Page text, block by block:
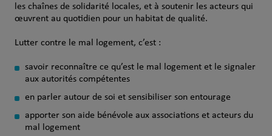
les chaînes de solidarité locales, et à soutenir les acteurs qui
œuvrent au quotidien pour un habitat de qualité.
Lutter contre le mal logement, c’est :
savoir reconnaître ce qu’est le mal logement et le signaler
aux autorités compétentes
en parler autour de soi et sensibiliser son entourage
apporter son aide bénévole aux associations et acteurs du
mal logement